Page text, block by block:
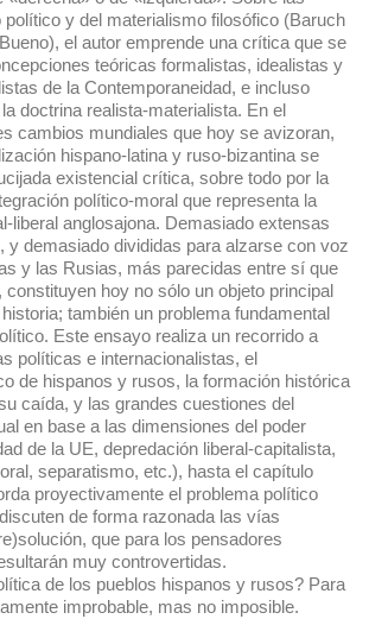
político y del materialismo filosófico (Baruch
el autor emprende una crítica que se
teóricas formalistas, idealistas y
de la Contemporaneidad, e incluso
doctrina realista-materialista. En el
cambios mundiales que hoy se avizoran,
hispano-latina y ruso-bizantina se
existencial crítica, sobre todo por la
político-moral que representa la
liberal anglosajona. Demasiado extensas
y demasiado divididas para alzarse con voz
y las Rusias, más parecidas entre sí que
constituyen hoy no sólo un objeto principal
también un problema fundamental
Este ensayo realiza un recorrido a
políticas e internacionalistas, el
de hispanos y rusos, la formación histórica
caída, y las grandes cuestiones del
en base a las dimensiones del poder
de la UE, depredación liberal-capitalista,
separatismo, etc.), hasta el capítulo
proyectivamente el problema político
de forma razonada las vías
que para los pensadores
muy controvertidas.
de los pueblos hispanos y rusos? Para
improbable, mas no imposible.